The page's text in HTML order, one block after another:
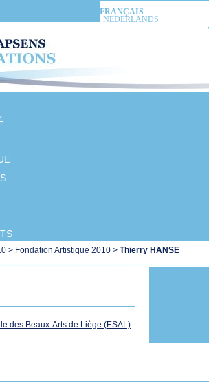
FRANÇAIS
NEDERLANDS
> Fondation Artistique 2010 > Thierry HANSE
des Beaux-Arts de Liège (ESAL)